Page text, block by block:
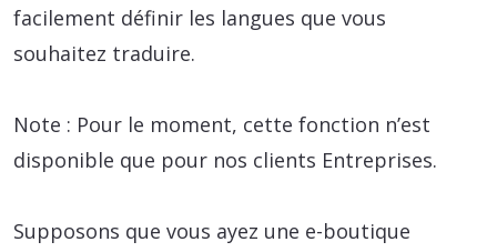
facilement définir les langues que vous
souhaitez traduire.
Note : Pour le moment, cette fonction n’est
disponible que pour nos clients Entreprises.
Supposons que vous ayez une e-boutique